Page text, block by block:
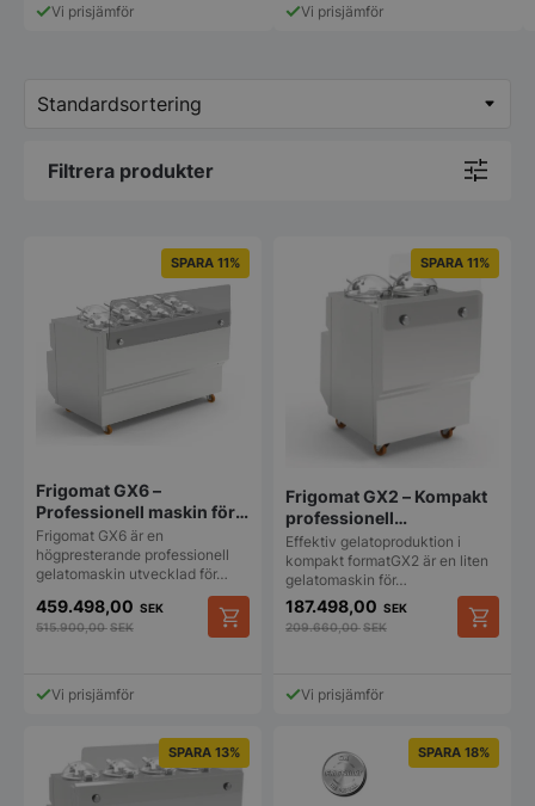
Vi prisjämför Vi prisjämför
Filtrera produkter
SPARA 11%
Frigomat GX6 –
Professionell maskin för
färsk gelato
Frigomat GX6 är en
högpresterande professionell
gelatomaskin utvecklad för…
459.498,00 SEK
515.900,00SEK
Vi prisjämför
SPARA 11%
Frigomat GX2 – Kompakt
professionell
gelatomaskin för färsk
gelato
Effektiv gelatoproduktion i
kompakt formatGX2 är en liten
gelatomaskin för…
187.498,00 SEK
209.660,00SEK
Vi prisjämför
SPARA 13% SPARA 18%